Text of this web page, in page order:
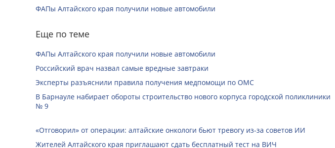
ФАПы Алтайского края получили новые автомобили
Еще по теме
ФАПы Алтайского края получили новые автомобили
Российский врач назвал самые вредные завтраки
Эксперты разъяснили правила получения медпомощи по ОМС
В Барнауле набирает обороты строительство нового корпуса городской поликлиники
№ 9
«Отговорил» от операции: алтайские онкологи бьют тревогу из‑за советов ИИ
Жителей Алтайского края приглашают сдать бесплатный тест на ВИЧ